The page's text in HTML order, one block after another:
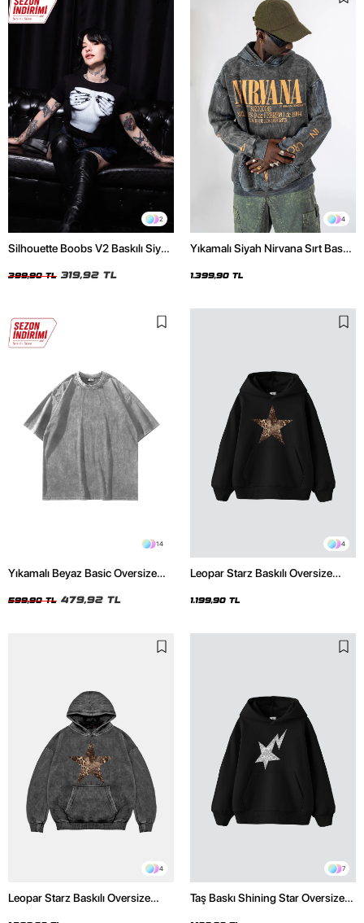
2
Silhouette Boobs V2 Baskılı Siyah
399,90 TL 319,92 TL
4
Yıkamalı Siyah Nirvana Sırt Baskılı
1.399,90 TL
14
Yıkamalı Beyaz Basic Oversize
599,90 TL 479,92 TL
4
Leopar Starz Baskılı Oversize
1.199,90 TL
4
Leopar Starz Baskılı Oversize
7
Taş Baskı Shining Star Oversize